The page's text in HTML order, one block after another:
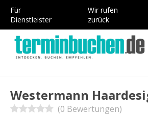
Für
Dienstleister
Wir rufen
zurück
Westermann
(0 Bewertungen)